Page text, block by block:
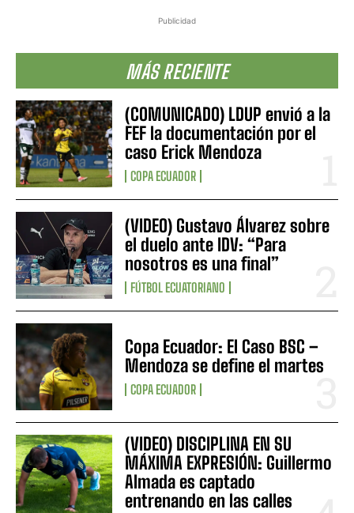
Publicidad
MÁS RECIENTE
(COMUNICADO) LDUP envió a la
FEF la documentación por el
caso Erick Mendoza
COPA ECUADOR
(VIDEO) Gustavo Álvarez sobre
el duelo ante IDV: “Para
nosotros es una final”
FÚTBOL ECUATORIANO
Copa Ecuador: El Caso BSC –
Mendoza se define el martes
COPA ECUADOR
(VIDEO) DISCIPLINA EN SU
MÁXIMA EXPRESIÓN: Guillermo
Almada es captado
entrenando en las calles